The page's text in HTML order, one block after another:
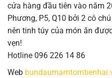
cửa hàng đầu tiên vào năm
Phương, P5, Q10 bởi 2 cô
nên tinh túy của món ăn
vẹn!
Hotline 096 226 14 86
Web